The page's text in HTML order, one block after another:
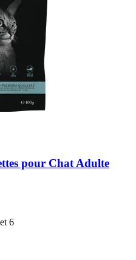
pour Chat Adulte
6